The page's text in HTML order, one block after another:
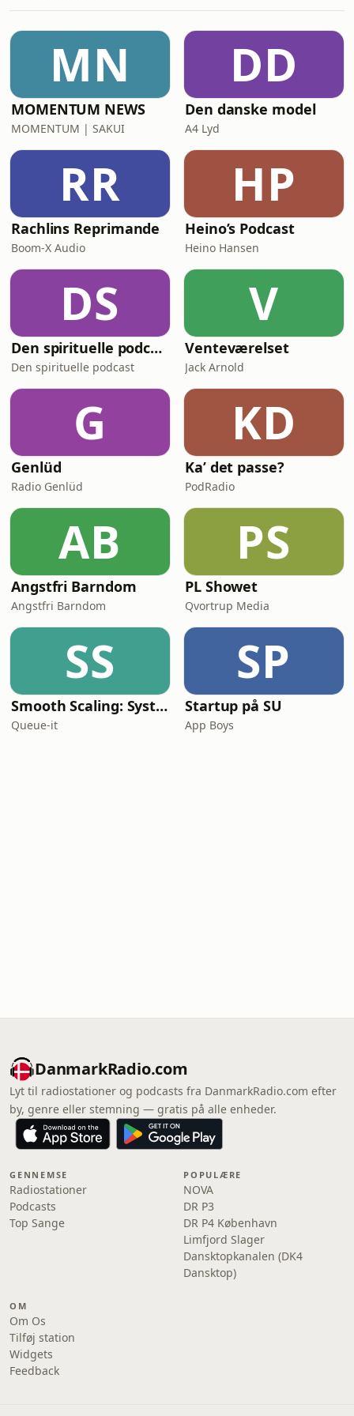
var gode takter, et tydeligt presudtryk
— og stadig en del ting at arbejde
med.Og så ser v
MN
MOMENTUM NEWS
MOMENTUM | SAKUI
DD
Den danske model
A4 Lyd
RR
Rachlins Reprimande
Boom-X Audio
HP
Heino’s Podcast
Heino Hansen
DS
Den spirituelle podcast
Den spirituelle podcast
V
Venteværelset
Jack Arnold
G
Genlüd
Radio Genlüd
KD
Ka’ det passe?
PodRadio
AB
Angstfri Barndom
Angstfri Barndom
PS
PL Showet
Qvortrup Media
SS
Smooth Scaling: System Design for High Traffic
Queue-it
SP
Startup på SU
App Boys
DanmarkRadio.com
Lyt til radiostationer og podcasts fra DanmarkRadio.com efter
by, genre eller stemning — gratis på alle enheder.
GENNEMSE
Radiostationer
Podcasts
Top Sange
POPULÆRE
NOVA
DR P3
DR P4 København
Limfjord Slager
Dansktopkanalen (DK4
Dansktop)
OM
Om Os
Tilføj station
Widgets
Feedback